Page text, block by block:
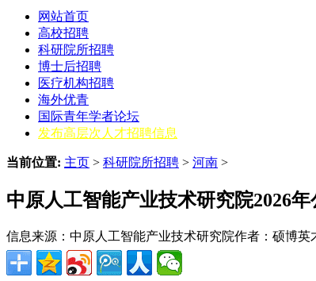
网站首页
高校招聘
科研院所招聘
博士后招聘
医疗机构招聘
海外优青
国际青年学者论坛
发布高层次人才招聘信息
当前位置: 主页 > 科研院所招聘 > ‌‌河南 >
中原人工智能产业技术研究院2026
信息来源：中原人工智能产业技术研究院作者：硕博英